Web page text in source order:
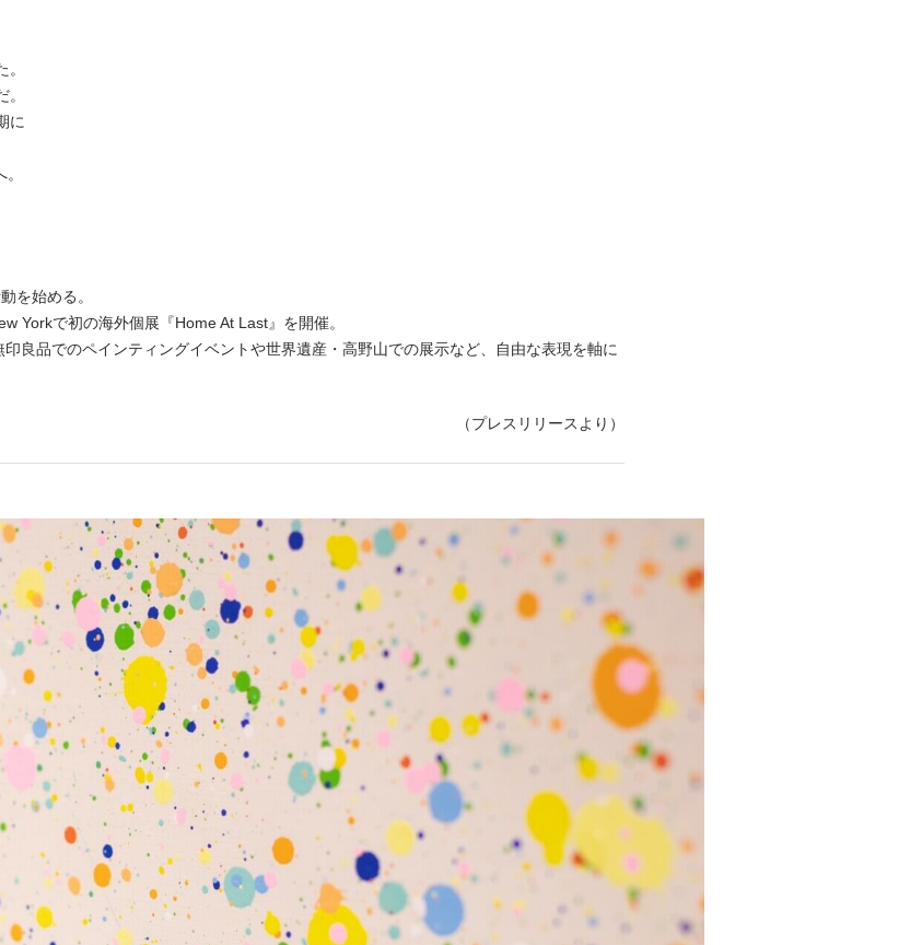
に
を始める。
Yorkで初の海外個展『Home At Last』を開催。
良品でのペインティングイベントや世界遺産・高野山での展示など、自由な表現を軸に
（プレスリリースより）